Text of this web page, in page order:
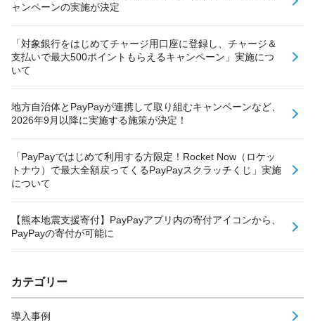
ャンペーンの実施が決定
「対象銀行をはじめてチャージ用口座に登録し、チャージ＆
支払いで最大500ポイントもらえるキャンペーン」実施につ
いて
地方自治体とPayPayが連携して取り組むキャンペーンなど、
2026年9月以降に実施する施策が決定！
「PayPayではじめて利用する方限定！Rocket Now（ロケッ
トナウ）で最大全額戻ってくるPayPayスクラッチくじ」実施
について
【熊本地震支援寄付】PayPayアプリ内の寄付アイコンから、
PayPayの寄付が可能に
カテゴリー
導入事例